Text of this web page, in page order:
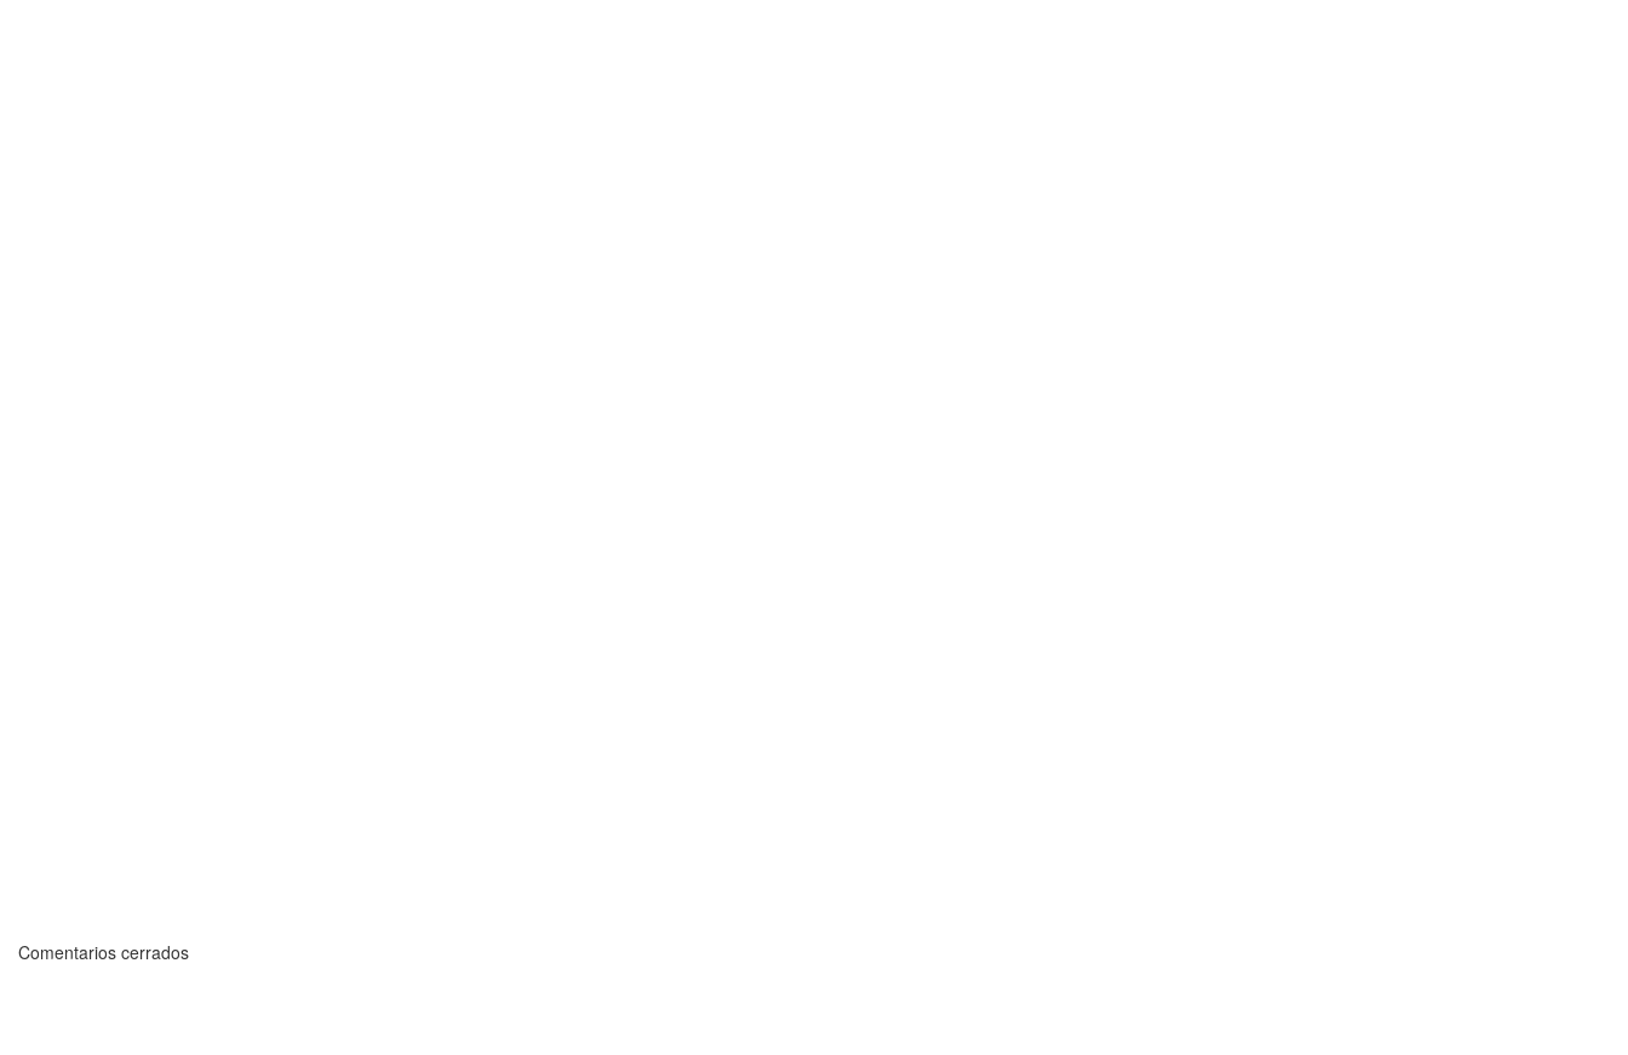
Comentarios cerrados